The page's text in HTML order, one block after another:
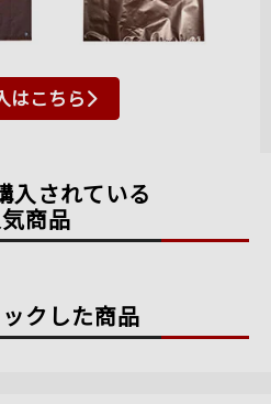
はこちら
入されている
商品
クした商品